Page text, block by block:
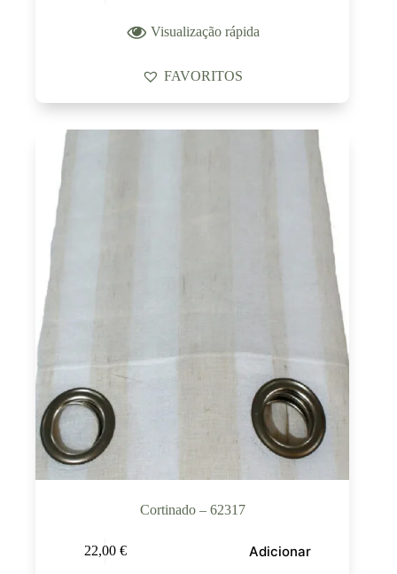
Visualização rápida
FAVORITOS
Cortinado – 62317
22,00 € Adicionar